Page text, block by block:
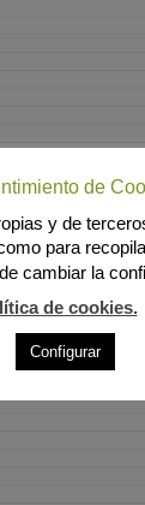
de
y de
para
cambiar la
de cookies.
Configurar